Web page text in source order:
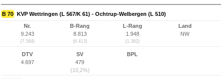
B 70 KVP Wettringen (L 567/K 61) - Ochtrup-Welbergen (L 510)
Nr.
9.243
(7.584)
B-Rang
8.813
(6.413)
L-Rang
1.948
(1.362)
Land
NW
DTV
4.697
SV
479
(10,2%)
BPL